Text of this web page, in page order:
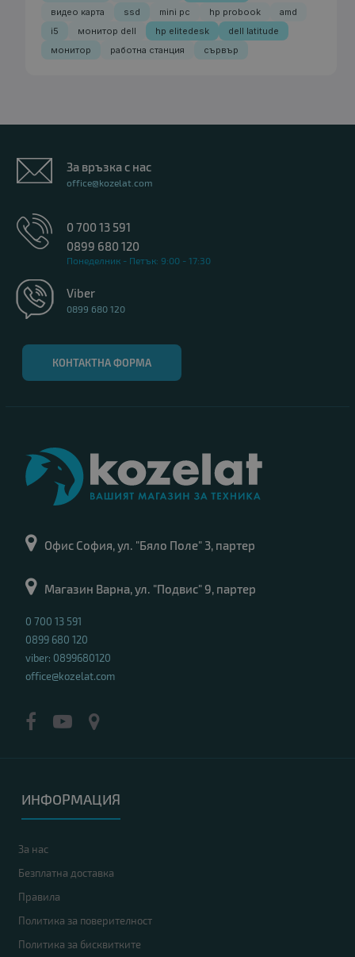
видео карта
ssd mini pc hp probook
amd
i5
монитор dell hp elitedesk
dell latitude
монитор
работна станция сървър
За връзка с нас
office@kozelat.com
0 700 13 591
0899 680 120
Понеделник - Петък: 9:00 - 17:30
Viber
0899 680 120
КОНТАКТНА ФОРМА
Офис София, ул. "Бяло Поле" 3, партер
Магазин Варна, ул. "Подвис" 9, партер
0 700 13 591
0899 680 120
viber: 0899680120
office@kozelat.com
ИНФОРМАЦИЯ
За нас
Безплатна доставка
Правила
Политика за поверителност
Политика за бисквитките